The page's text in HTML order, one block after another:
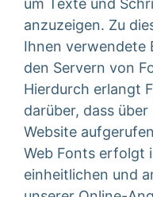
um Texte und
anzuzeigen. Zu
Ihnen verwendete
den Servern von
Hierdurch erlangt
darüber, dass
Website
Web Fonts erfolgt
einheitlichen und